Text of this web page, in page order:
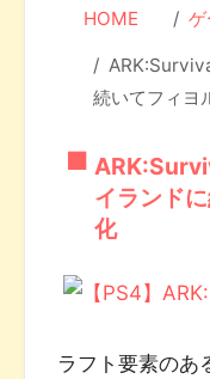
HOME ゲ
続いてフィヨ
イランド
化
ラフト要素のあ